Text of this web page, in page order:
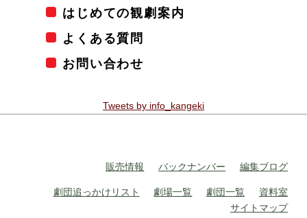
はじめての観劇案内
よくある質問
お問い合わせ
Tweets by info_kangeki
販売情報 バックナンバー 編集ブログ
劇団追っかけリスト 劇場一覧 劇団一覧
資料室
サイトマップ